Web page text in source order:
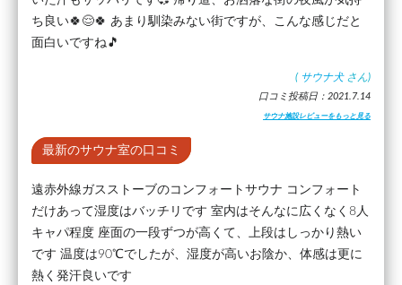
ち良い🍀😌🍀 あまり馴染みない街ですが、こんな感じだと
面白いですね🎵
( サウナ犬 さん)
口コミ投稿日：2021.7.14
サウナ施設レビューをもっと見る
最新のサウナ室の口コミ
遠赤外線ガスストーブのコンフォートサウナ コンフォート
だけあって湿度はバッチリです 室内はそんなに広くなく8人
キャパ程度 座面の一段ずつが高くて、上段はしっかり熱い
です 温度は90℃でしたが、湿度が高いお陰か、体感は更に
熱く発汗良いです